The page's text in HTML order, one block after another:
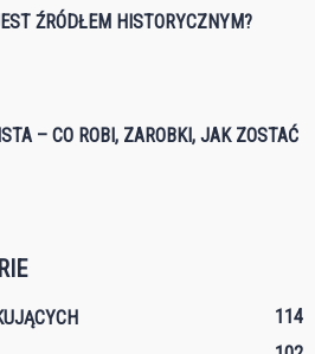
ŹRÓDŁEM HISTORYCZNYM?
– CO ROBI, ZAROBKI, JAK ZOSTAĆ
114